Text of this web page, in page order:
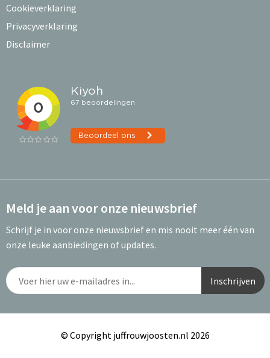
Cookieverklaring
Privacyverklaring
Disclaimer
Meld je aan voor onze nieuwsbrief
Schrijf je in voor onze nieuwsbrief en mis nooit meer één van
onze leuke aanbiedingen of updates.
© Copyright juffrouwjoosten.nl 2026